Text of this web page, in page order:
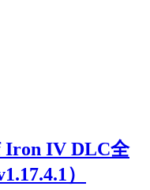
Iron IV DLC全
）